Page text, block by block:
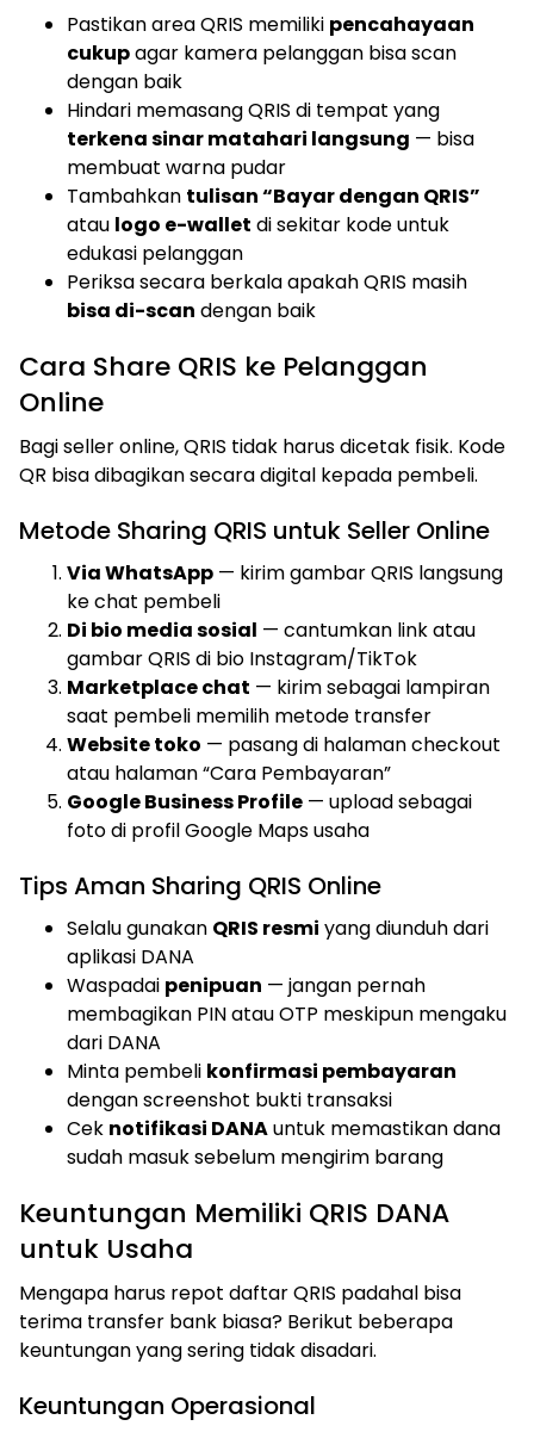
Pastikan area QRIS memiliki pencahayaan
cukupagar kamera pelanggan bisa scan
dengan baik
Hindari memasang QRIS di tempat yang
terkena sinar matahari langsung — bisa
membuat warna pudar
Tambahkan tulisan “Bayar dengan QRIS”
atau logo e-wallet di sekitar kode untuk
edukasi pelanggan
Periksa secara berkala apakah QRIS masih
bisa di-scan dengan baik
Cara Share QRIS ke Pelanggan
Online
Bagi seller online, QRIS tidak harus dicetak fisik. Kode
QR bisa dibagikan secara digital kepada pembeli.
Metode Sharing QRIS untuk Seller Online
Via WhatsApp — kirim gambar QRIS langsung
ke chat pembeli
Di bio media sosial — cantumkan link atau
gambar QRIS di bio Instagram/TikTok
Marketplace chat — kirim sebagai lampiran
saat pembeli memilih metode transfer
Website toko — pasang di halaman checkout
atau halaman “Cara Pembayaran”
Google Business Profile — upload sebagai
foto di profil Google Maps usaha
Tips Aman Sharing QRIS Online
Selalu gunakan QRIS resmi yang diunduh dari
aplikasi DANA
Waspadai penipuan — jangan pernah
membagikan PIN atau OTP meskipun mengaku
dari DANA
Minta pembeli konfirmasi pembayaran
dengan screenshot bukti transaksi
Cek notifikasi DANAuntuk memastikan dana
sudah masuk sebelum mengirim barang
Keuntungan Memiliki QRIS DANA
untuk Usaha
Mengapa harus repot daftar QRIS padahal bisa
terima transfer bank biasa? Berikut beberapa
keuntungan yang sering tidak disadari.
Keuntungan Operasional